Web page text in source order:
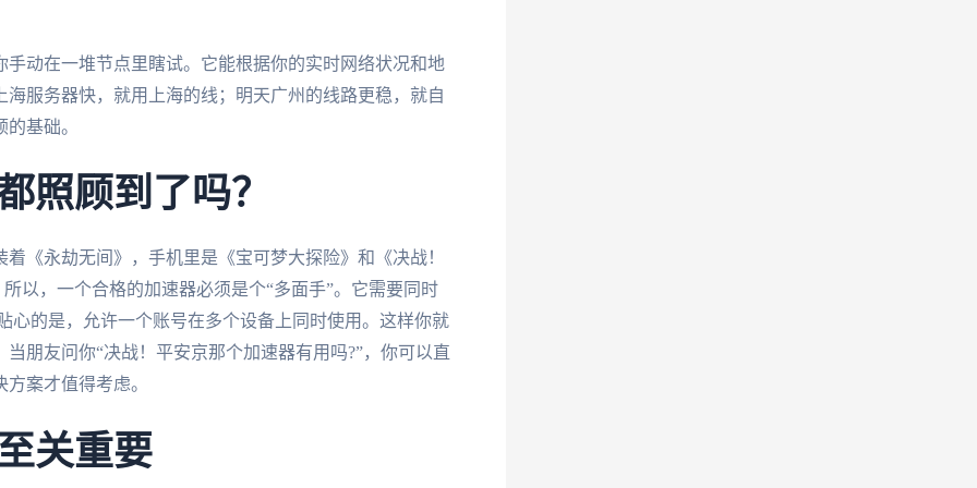
动在一堆节点里瞎试。它能根据你的实时网络状况和地
服务器快，就用上海的线；明天广州的线路更稳，就自
基础。
照顾到了吗？
《永劫无间》，手机里是《宝可梦大探险》和《决战！
以，一个合格的加速器必须是个“多面手”。它需要同时
心的是，允许一个账号在多个设备上同时使用。这样你就
朋友问你“决战！平安京那个加速器有用吗?”，你可以直
案才值得考虑。
关重要